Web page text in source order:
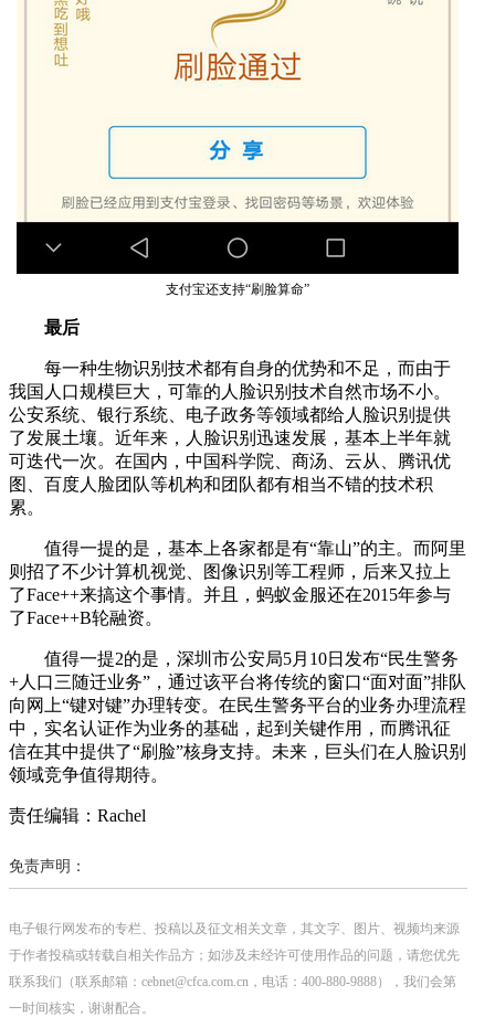
支付宝还支持“刷脸算命”
最后
每一种生物识别技术都有自身的优势和不足，而由于
我国人口规模巨大，可靠的人脸识别技术自然市场不小。
公安系统、银行系统、电子政务等领域都给人脸识别提供
了发展土壤。近年来，人脸识别迅速发展，基本上半年就
可迭代一次。在国内，中国科学院、商汤、云从、腾讯优
图、百度人脸团队等机构和团队都有相当不错的技术积
累。
值得一提的是，基本上各家都是有“靠山”的主。而阿里
则招了不少计算机视觉、图像识别等工程师，后来又拉上
了Face++来搞这个事情。并且，蚂蚁金服还在2015年参与
了Face++B轮融资。
值得一提2的是，深圳市公安局5月10日发布“民生警务
+人口三随迁业务”，通过该平台将传统的窗口“面对面”排队
向网上“键对键”办理转变。在民生警务平台的业务办理流程
中，实名认证作为业务的基础，起到关键作用，而腾讯征
信在其中提供了“刷脸”核身支持。未来，巨头们在人脸识别
领域竞争值得期待。
责任编辑：Rachel
免责声明：
电子银行网发布的专栏、投稿以及征文相关文章，其文字、图片、视频均来源
于作者投稿或转载自相关作品方；如涉及未经许可使用作品的问题，请您优先
联系我们（联系邮箱：cebnet@cfca.com.cn，电话：400-880-9888），我们会第
一时间核实，谢谢配合。